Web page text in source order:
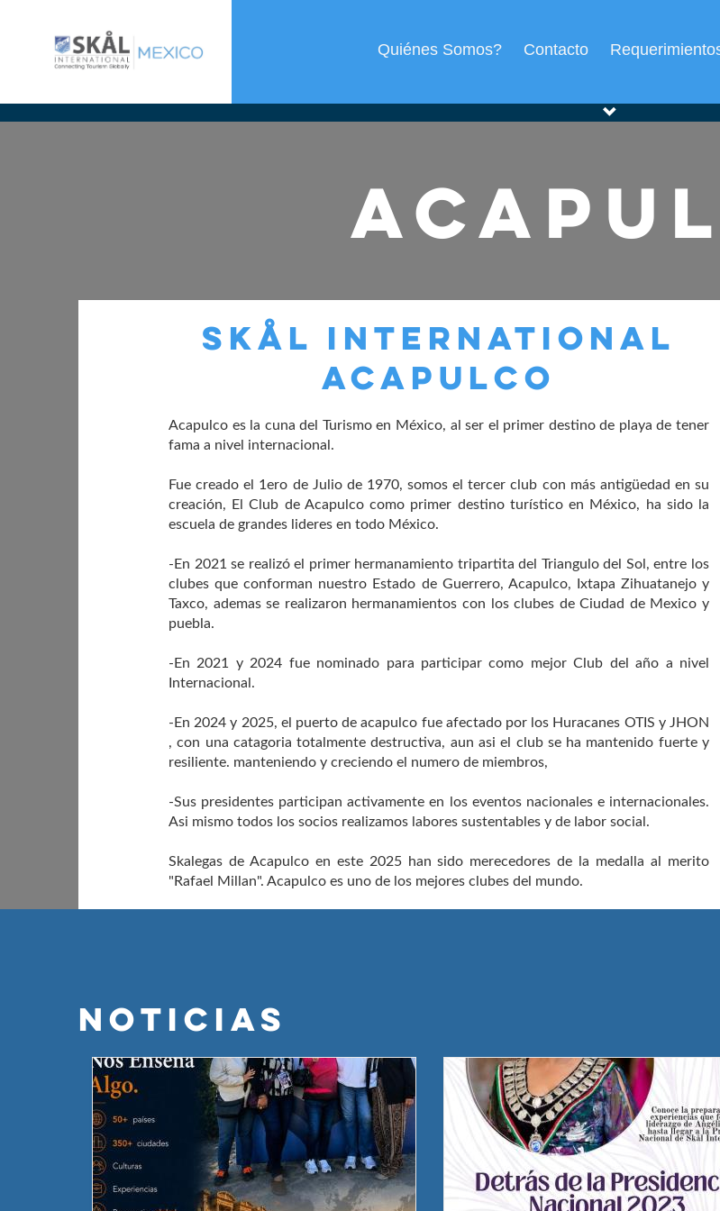
Quiénes Somos? Contacto
SKÅL INTERNATIONAL
ACAPULCO
Acapulco es la cuna del Turismo en México, al ser el primer destino de playa de tener
fama a nivel internacional.
Fue creado el 1ero de Julio de 1970, somos el tercer club con más antigüedad en su
creación, El Club de Acapulco como primer destino turístico en México, ha sido la
escuela de grandes lideres en todo México.
-En 2021 se realizó el primer hermanamiento tripartita del Triangulo del Sol, entre los
clubes que conforman nuestro Estado de Guerrero, Acapulco, Ixtapa Zihuatanejo y
Taxco, ademas se realizaron hermanamientos con los clubes de Ciudad de Mexico y
puebla.
-En 2021 y 2024 fue nominado para participar como mejor Club del año a nivel
Internacional.
-En 2024 y 2025, el puerto de acapulco fue afectado por los Huracanes OTIS y JHON
, con una catagoria totalmente destructiva, aun asi el club se ha mantenido fuerte y
resiliente. manteniendo y creciendo el numero de miembros,
-Sus presidentes participan activamente en los eventos nacionales e internacionales.
Asi mismo todos los socios realizamos labores sustentables y de labor social.
Skalegas de Acapulco en este 2025 han sido merecedores de la medalla al merito
"Rafael Millan". Acapulco es uno de los mejores clubes del mundo.
NOTICIAS